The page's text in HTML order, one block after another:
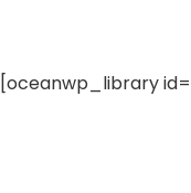
[oceanwp_library